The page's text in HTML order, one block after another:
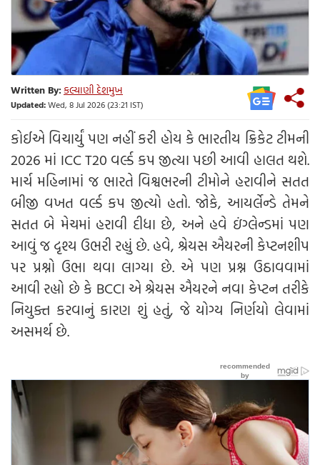
Written By:કલ્યાણી દેશમુખ
Updated:Wed, 8 Jul 2026 (23:21 IST)
કોઈએ વિચાર્યું પણ નહીં કરી હોય કે ભારતીય ક્રિકેટ ટીમની
2026 માં ICC T20 વર્લ્ડ કપ જીત્યા પછી આવી હાલત થશે.
માર્ચ મહિનામાં જ ભારતે વિશ્વભરની ટીમોને હરાવીને સતત
બીજી વખત વર્લ્ડ કપ જીત્યો હતો. જોકે, આયર્લેન્ડે તેમને
સતત બે મેચમાં હરાવી દીધા છે, અને હવે ઇંગ્લેન્ડમાં પણ
આવું જ દૃશ્ય ઉભરી રહ્યું છે. હવે, શ્રેયસ ઐયરની કેપ્ટનશીપ
પર પ્રશ્નો ઉભા થવા લાગ્યા છે. એ પણ પ્રશ્ન ઉઠાવવામાં
આવી રહ્યો છે કે BCCI એ શ્રેયસ ઐયરને નવા કેપ્ટન તરીકે
નિયુક્ત કરવાનું કારણ શું હતું, જે યોગ્ય નિર્ણયો લેવામાં
અસમર્થ છે.